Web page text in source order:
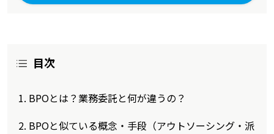
目次
BPOとは？業務委託と何が違うの？
BPOと似ている概念・手段（アウトソーシング・派